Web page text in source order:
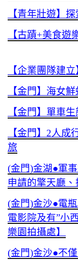
【青年壯遊】
【古蹟+美食
【企業團隊建
【金門】海女
【金門】單車
【金門】2人
旅
(金門)金湖●軍
申請的擎天廳
(金門)金沙●電
電影院及有”小
樂園拍攝處】
(金門)金沙●不